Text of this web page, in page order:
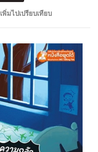
เพิ่มไปเปรียบเทียบ